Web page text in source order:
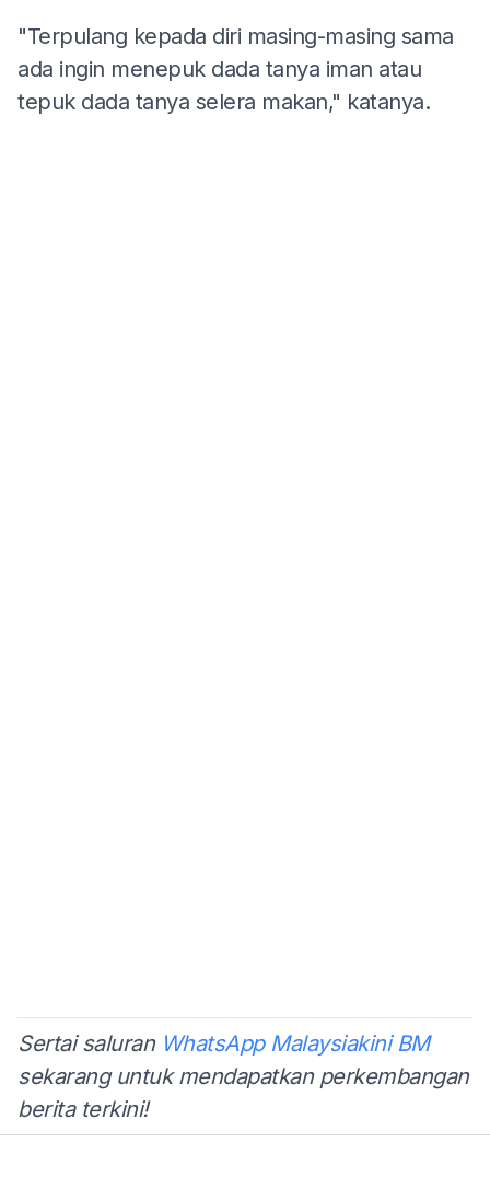
"Terpulang kepada diri masing-masing sama
ada ingin menepuk dada tanya iman atau
tepuk dada tanya selera makan," katanya.
Sertai saluran WhatsApp Malaysiakini BM
sekarang untuk mendapatkan perkembangan
berita terkini!